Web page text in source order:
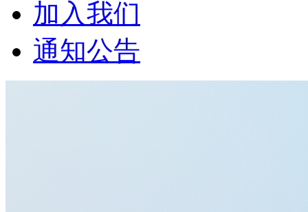
加入我们
通知公告